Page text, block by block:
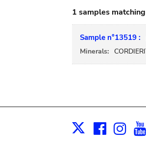
1 samples
Sample n°13519 :
Minerals:
X